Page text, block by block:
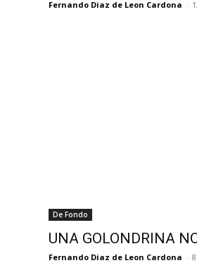
Fernando Diaz de Leon Cardona -
De Fondo
UNA GOLONDRINA
Fernando Diaz de Leon Cardona -